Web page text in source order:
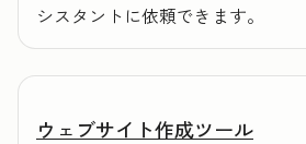
シスタントに依頼できます。
ウェブサイト作成ツール